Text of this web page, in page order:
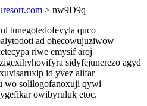
> nw9D9q
tunegotedofevyla quco
ad ohecowujuziwow
riwe emysif aroj
sidyfejunerezo agyd
id yvez alifar
wo solilogofanoxuji qywi
owibyruluk etoc.